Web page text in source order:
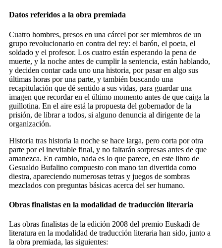
Datos referidos a la obra premiada
Cuatro hombres, presos en una cárcel por ser miembros de un
grupo revolucionario en contra del rey: el barón, el poeta, el
soldado y el profesor. Los cuatro están esperando la pena de
muerte, y la noche antes de cumplir la sentencia, están hablando,
y deciden contar cada uno una historia, por pasar en algo sus
últimas horas por una parte, y también buscando una
recapitulación que dé sentido a sus vidas, para guardar una
imagen que recordar en el último momento antes de que caiga la
guillotina. En el aire está la propuesta del gobernador de la
prisión, de librar a todos, si alguno denuncia al dirigente de la
organización.
Historia tras historia la noche se hace larga, pero corta por otra
parte por el inevitable final, y no faltarán sorpresas antes de que
amanezca. En cambio, nada es lo que parece, en este libro de
Gesualdo Bufalino compuesto con mano tan divertida como
diestra, apareciendo numerosas tetras y juegos de sombras
mezclados con preguntas básicas acerca del ser humano.
Obras finalistas en la modalidad de traducción literaria
Las obras finalistas de la edición 2008 del premio Euskadi de
literatura en la modalidad de traducción literaria han sido, junto a
la obra premiada, las siguientes: